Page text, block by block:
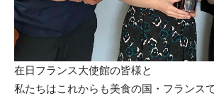
在日フランス大使館の皆様と
私たちはこれからも美食の国・フランス